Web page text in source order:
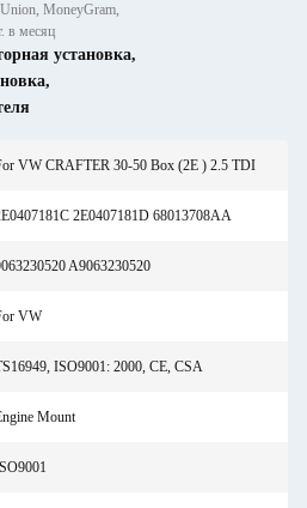
MoneyGram,
в месяц
установка,
,
VW CRAFTER 30-50 Box (2E ) 2.5 TDI
2E0407181D 68013708AA
A9063230520
VW
ISO9001: 2000, CE, CSA
Mount